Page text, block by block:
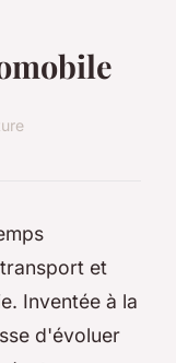
et
Inventée à la
d'évoluer